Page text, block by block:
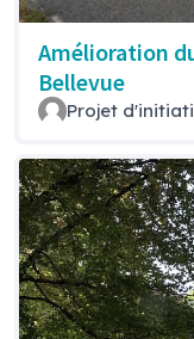
Amélioration
Bellevue
Projet